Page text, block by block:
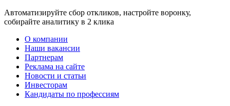
Автоматизируйте сбор откликов, настройте воронку,
собирайте аналитику в 2 клика
О компании
Наши вакансии
Партнерам
Реклама на сайте
Новости и статьи
Инвесторам
Кандидаты по профессиям